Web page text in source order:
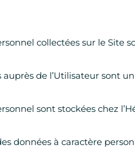
collectées sur le Site
de l’Utilisateur sont
sont stockées chez
données à caractère